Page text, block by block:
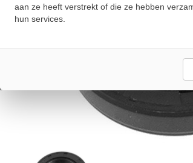
aan ze heeft verstrekt of die ze hebben
hun services.